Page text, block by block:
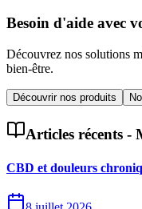
Besoin d'aide avec
Découvrez nos solutions
bien-être.
Découvrir nos produits
Articles récents -
CBD et douleurs